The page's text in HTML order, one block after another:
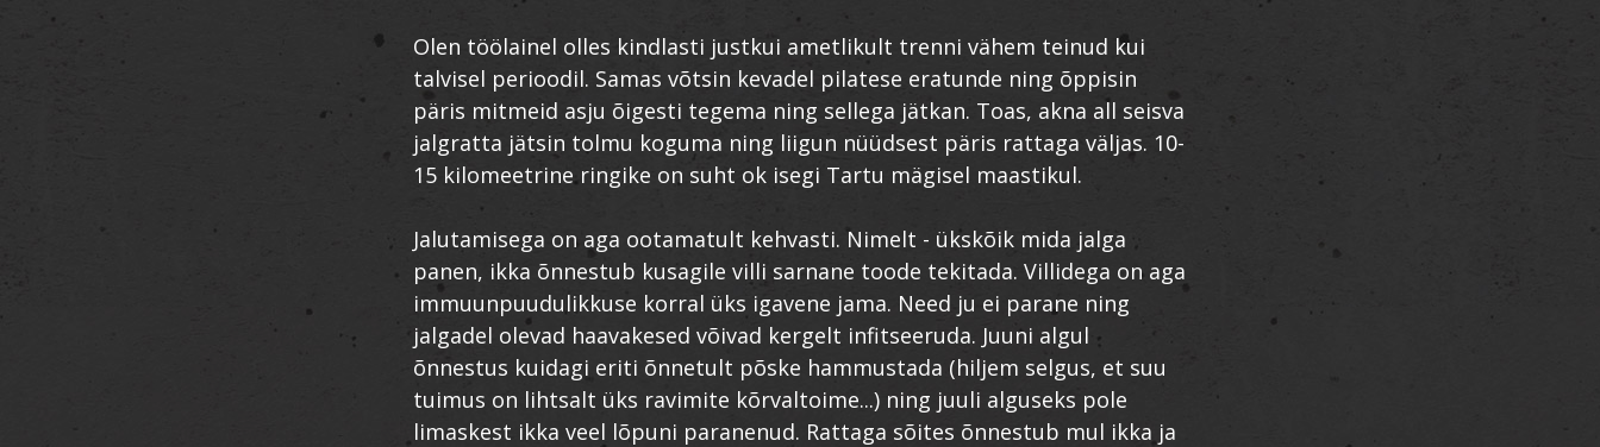
Olen töölainel olles kindlasti justkui ametlikult trenni vähem teinud kui
talvisel perioodil. Samas võtsin kevadel pilatese eratunde ning õppisin
päris mitmeid asju õigesti tegema ning sellega jätkan. Toas, akna all seisva
jalgratta jätsin tolmu koguma ning liigun nüüdsest päris rattaga väljas. 10-
15 kilomeetrine ringike on suht ok isegi Tartu mägisel maastikul.
Jalutamisega on aga ootamatult kehvasti. Nimelt - ükskõik mida jalga
panen, ikka õnnestub kusagile villi sarnane toode tekitada. Villidega on aga
immuunpuudulikkuse korral üks igavene jama. Need ju ei parane ning
jalgadel olevad haavakesed võivad kergelt infitseeruda. Juuni algul
õnnestus kuidagi eriti õnnetult põske hammustada (hiljem selgus, et suu
tuimus on lihtsalt üks ravimite kõrvaltoime...) ning juuli alguseks pole
limaskest ikka veel lõpuni paranenud. Rattaga sõites õnnestub mul ikka ja